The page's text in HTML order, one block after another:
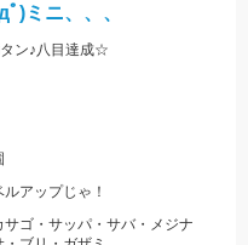
)ミニ、、、
ン♪八目達成☆
アップじゃ！
サゴ・サッパ・サバ・メジナ